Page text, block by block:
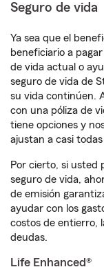
Seguro de vida
Ya sea que el
beneficiario a
de vida actual o
seguro de vida de
su vida continúen.
con una póliza de
tiene opciones y
ajustan a casi
Por cierto, si usted
seguro de vida,
de emisión
ayudar con los
costos de entierro,
deudas.
Life Enhanced®